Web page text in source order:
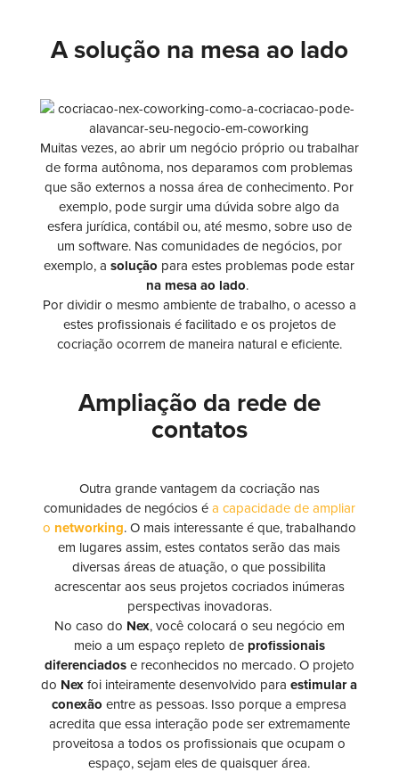
A solução na mesa ao lado
Muitas vezes, ao abrir um negócio próprio ou trabalhar
de forma autônoma, nos deparamos com problemas
que são externos a nossa área de conhecimento. Por
exemplo, pode surgir uma dúvida sobre algo da
esfera jurídica, contábil ou, até mesmo, sobre uso de
um software. Nas comunidades de negócios, por
exemplo, asolução para estes problemas pode estar
na mesa ao lado.
Por dividir o mesmo ambiente de trabalho, o acesso a
estes profissionais é facilitado e os projetos de
cocriação ocorrem de maneira natural e eficiente.
Ampliação da rede de
contatos
Outra grande vantagem da cocriação nas
comunidades de negócios é a capacidade de ampliar
o networking. O mais interessante é que, trabalhando
em lugares assim, estes contatos serão das mais
diversas áreas de atuação, o que possibilita
acrescentar aos seus projetos cocriados inúmeras
perspectivas inovadoras.
No caso do Nex, você colocará o seu negócio em
meio a um espaço repleto de profissionais
diferenciadose reconhecidos no mercado. O projeto
do Nex foi inteiramente desenvolvido paraestimular a
conexão entre as pessoas. Isso porque a empresa
acredita que essa interação pode ser extremamente
proveitosa a todos os profissionais que ocupam o
espaço, sejam eles de quaisquer área.